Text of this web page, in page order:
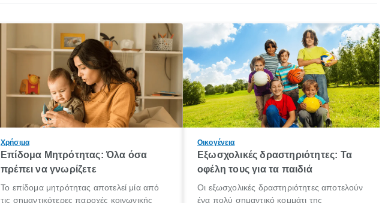
Χρήσιμα
Επίδομα Μητρότητας: Όλα όσα
πρέπει να γνωρίζετε
Το επίδομα μητρότητας αποτελεί μία από
τις σημαντικότερες παροχές κοινωνικής
Οικογένεια
Εξωσχολικές δραστηριότητες: Τα
οφέλη τους για τα παιδιά
Οι εξωσχολικές δραστηριότητες αποτελούν
ένα πολύ σημαντικό κομμάτι της